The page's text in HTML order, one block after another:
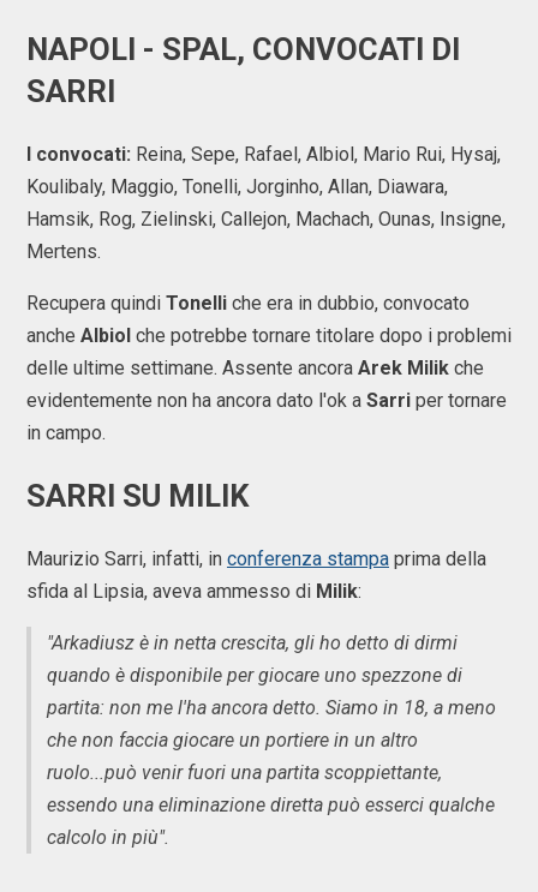
NAPOLI - SPAL, CONVOCATI DI
SARRI
I convocati: Reina, Sepe, Rafael, Albiol, Mario Rui, Hysaj,
Koulibaly, Maggio, Tonelli, Jorginho, Allan, Diawara,
Hamsik, Rog, Zielinski, Callejon, Machach, Ounas, Insigne,
Mertens.
Recupera quindi Tonelli che era in dubbio, convocato
anche Albiol che potrebbe tornare titolare dopo i problemi
delle ultime settimane. Assente ancora Arek Milik che
evidentemente non ha ancora dato l'ok a Sarri per tornare
in campo.
SARRI SU MILIK
Maurizio Sarri, infatti, in conferenza stampa prima della
sfida al Lipsia, aveva ammesso di Milik:
"Arkadiusz è in netta crescita, gli ho detto di dirmi
quando è disponibile per giocare uno spezzone di
partita: non me l'ha ancora detto. Siamo in 18, a meno
che non faccia giocare un portiere in un altro
ruolo...può venir fuori una partita scoppiettante,
essendo una eliminazione diretta può esserci qualche
calcolo in più".